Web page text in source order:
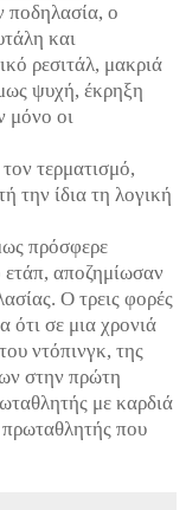
ποδηλασία, ο
και
ρεσιτάλ, μακριά
ψυχή, έκρηξη
μόνο οι
τερματισμό,
την ίδια τη λογική
πρόσφερε
ετάπ, αποζημίωσαν
Ο τρεις φορές
ότι σε μια χρονιά
ντόπινγκ, της
στην πρώτη
με καρδιά
πρωταθλητής που